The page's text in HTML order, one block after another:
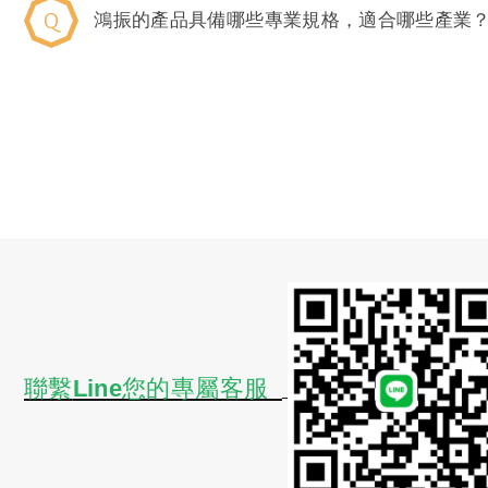
鴻振的產品具備哪些專業規格，適合哪些產業？
聯繫Line您的專屬客服